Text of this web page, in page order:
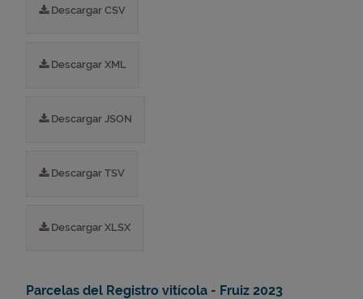
Descargar CSV
Descargar XML
Descargar JSON
Descargar TSV
Descargar XLSX
Parcelas del Registro vitícola - Fruiz 2023